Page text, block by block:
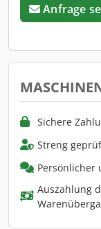
Anfrage
Sichere
Streng
Persönlicher
Auszahlung